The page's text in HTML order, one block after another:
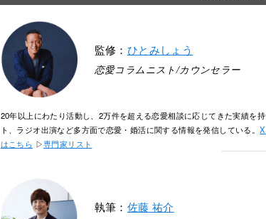
監修： ひとみしょう
恋愛コラムニスト/カウンセラー
20年以上にわたり活動し、2万件を超える恋愛相談に応じてきた実績を
ト、ラジオ出演など多方面で恋愛・婚活に関する情報を発信している。
はこちら ▷専門家リスト
執筆： 佐藤 祐介